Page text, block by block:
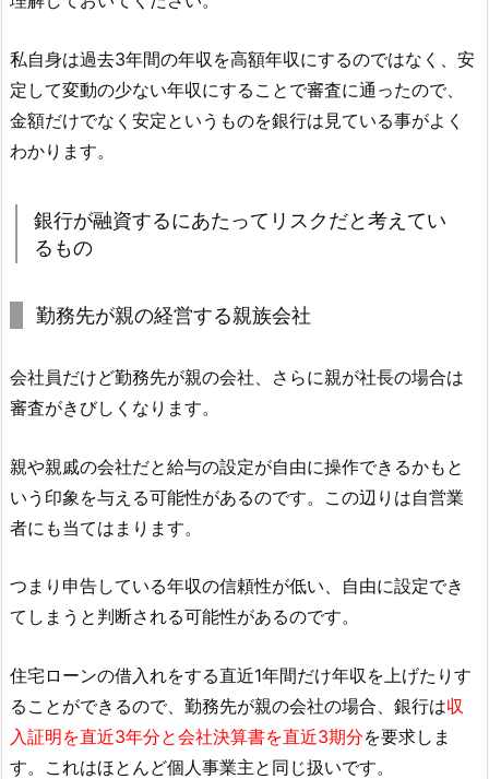
私自身は過去3年間の年収を高額年収にするのではなく、安
定して変動の少ない年収にすることで審査に通ったので、
金額だけでなく安定というものを銀行は見ている事がよく
わかります。
銀行が融資するにあたってリスクだと考えてい
るもの
勤務先が親の経営する親族会社
会社員だけど勤務先が親の会社、さらに親が社長の場合は
審査がきびしくなります。
親や親戚の会社だと給与の設定が自由に操作できるかもと
いう印象を与える可能性があるのです。この辺りは自営業
者にも当てはまります。
つまり申告している年収の信頼性が低い、自由に設定でき
てしまうと判断される可能性があるのです。
住宅ローンの借入れをする直近1年間だけ年収を上げたりす
ることができるので、勤務先が親の会社の場合、銀行は収
入証明を直近3年分と会社決算書を直近3期分を要求しま
す。これはほとんど個人事業主と同じ扱いです。